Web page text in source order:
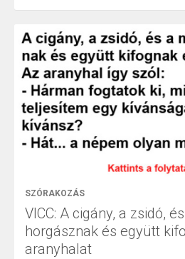
SZÓRAKOZÁS
VICC: A cigány, a zsidó,
horgásznak és együtt
aranyhalat